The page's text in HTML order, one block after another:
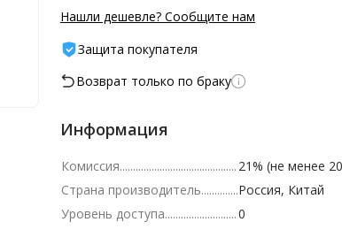
Нашли дешевле? Сообщите нам
Защита покупателя
Возврат только по браку
Информация
Комиссия
21% (не менее
Страна производитель
Россия, Китай
Уровень доступа
0